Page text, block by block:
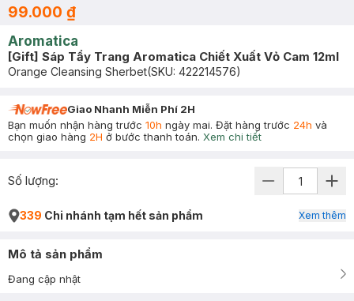
99.000 ₫
Aromatica
[Gift] Sáp Tẩy Trang Aromatica Chiết Xuất Vỏ Cam 12ml
Orange Cleansing Sherbet(SKU: 422214576)
Giao Nhanh Miễn Phí 2H
Bạn muốn nhận hàng trước 10h ngày mai. Đặt hàng trước 24h và
chọn giao hàng 2H ở bước thanh toán. Xem chi tiết
Số lượng:
339 Chi nhánh tạm hết sản phẩm Xem thêm
Mô tả sản phẩm
Đang cập nhật